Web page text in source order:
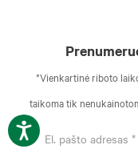
*Vienkartinė riboto
taikoma tik